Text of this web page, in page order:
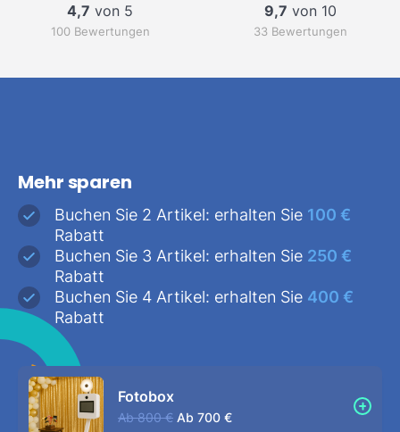
4,7 von 5
100 Bewertungen
9,7 von 10
33 Bewertungen
Mehr sparen
Buchen Sie 2 Artikel: erhalten Sie 100 €
Rabatt
Buchen Sie 3 Artikel: erhalten Sie 250 €
Rabatt
Buchen Sie 4 Artikel: erhalten Sie 400 €
Rabatt
Fotobox
Ab 800 € Ab 700 €